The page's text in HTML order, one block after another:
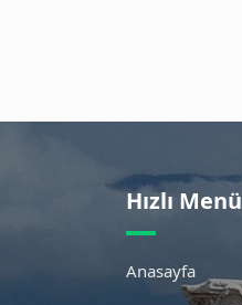
Hızlı Menü
Anasayfa